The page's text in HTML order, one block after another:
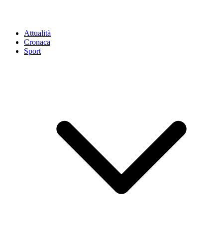
Attualità
Cronaca
Sport